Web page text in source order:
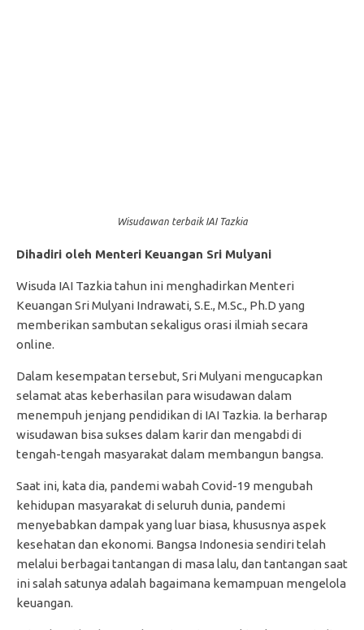
Wisudawan terbaik IAI Tazkia
Dihadiri oleh Menteri Keuangan Sri Mulyani
Wisuda IAI Tazkia tahun ini menghadirkan Menteri
Keuangan Sri Mulyani Indrawati, S.E., M.Sc., Ph.D yang
memberikan sambutan sekaligus orasi ilmiah secara
online.
Dalam kesempatan tersebut, Sri Mulyani mengucapkan
selamat atas keberhasilan para wisudawan dalam
menempuh jenjang pendidikan di IAI Tazkia. Ia berharap
wisudawan bisa sukses dalam karir dan mengabdi di
tengah-tengah masyarakat dalam membangun bangsa.
Saat ini, kata dia, pandemi wabah Covid-19 mengubah
kehidupan masyarakat di seluruh dunia, pandemi
menyebabkan dampak yang luar biasa, khususnya aspek
kesehatan dan ekonomi. Bangsa Indonesia sendiri telah
melalui berbagai tantangan di masa lalu, dan tantangan saat
ini salah satunya adalah bagaimana kemampuan mengelola
keuangan.